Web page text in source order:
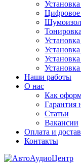
Установка
Наши работы
О нас
Как
Гарантия
Статьи
Вакансии
Оплата и
Контакты